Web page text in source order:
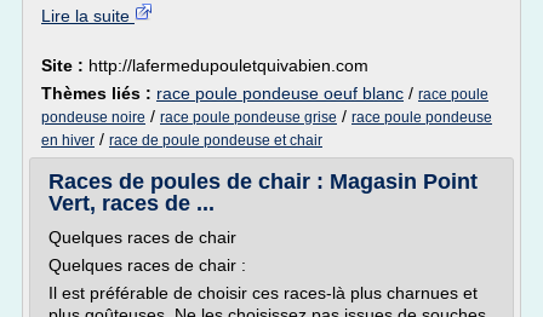
Lire la suite
Site : http://lafermedupouletquivabien.com
Thèmes liés : race poule pondeuse oeuf blanc / race poule
pondeuse noire / race poule pondeuse grise / race poule pondeuse
en hiver / race de poule pondeuse et chair
Races de poules de chair : Magasin Point
Vert, races de ...
Quelques races de chair
Quelques races de chair :
Il est préférable de choisir ces races-là plus charnues et